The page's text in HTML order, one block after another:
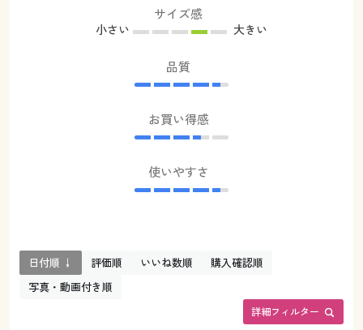
サイズ感
小さい 大きい
品質
お買い得感
使いやすさ
詳細フィルター
日付順 ↓ 評価順 いいね数順
購入確認順
写真・動画付き順